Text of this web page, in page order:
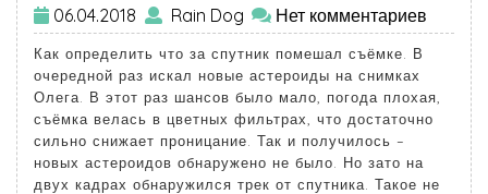
06.04.2018 Rain Dog Нет комментариев
Как определить что за спутник помешал съёмке. В
очередной раз искал новые астероиды на снимках
Олега. В этот раз шансов было мало, погода плохая,
съёмка велась в цветных фильтрах, что достаточно
сильно снижает проницание. Так и получилось –
новых астероидов обнаружено не было. Но зато на
двух кадрах обнаружился трек от спутника. Такое не